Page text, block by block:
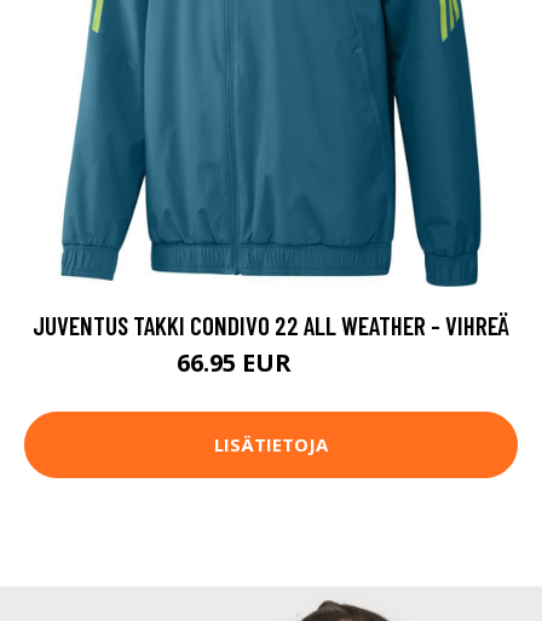
JUVENTUS TAKKI CONDIVO 22 ALL WEATHER - VIHREÄ
66.95 EUR
LISÄTIETOJA